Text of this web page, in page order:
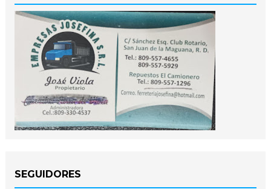
SEGUIDORES